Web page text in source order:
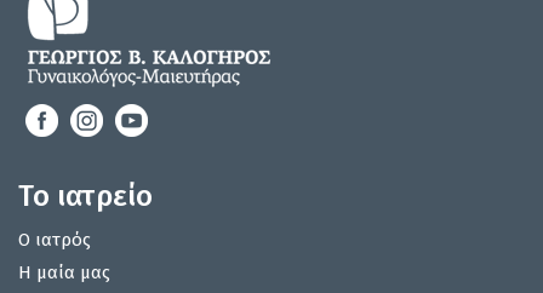
Το ιατρείο
Ο ιατρός
Η μαία μας